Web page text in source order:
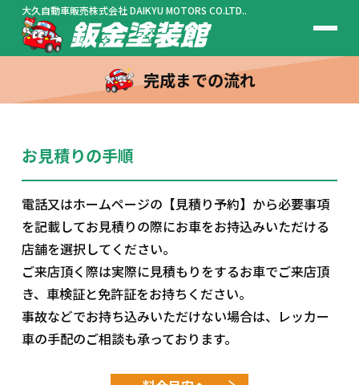
大久自動車販売株式会社DAIKYU MOTORS CO.LTD..
完成までの流れ
お見積りの手順
電話又はホームページの【見積り予約】から必要事項
を記載してお見積りの際にお車をお持込みいただける
店舗を選択してください。
ご来店頂く際は実際に見積もりをするお車でご来店頂
き、車検証と免許証をお持ちください。
事故などでお持ち込みいただけない場合は、レッカー
車の手配のご相談も承っております。